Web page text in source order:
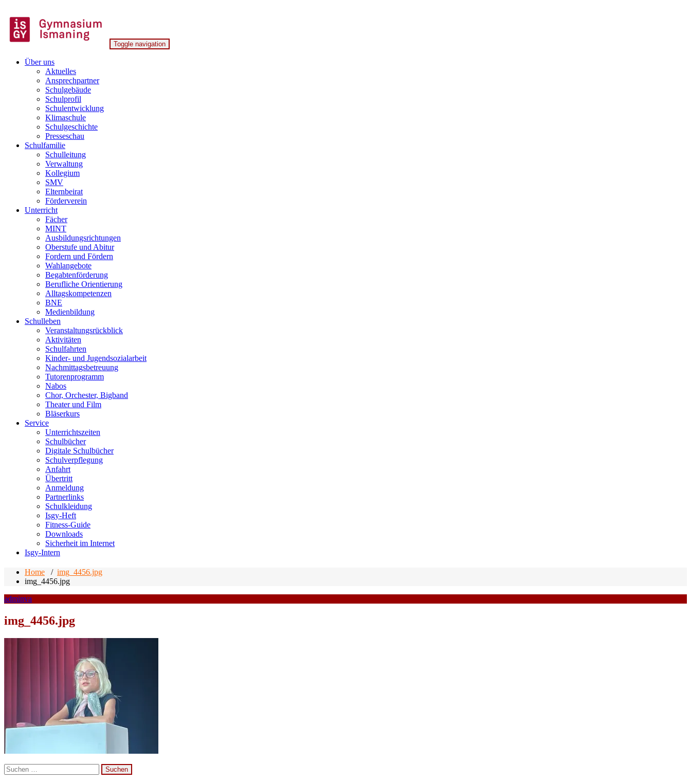
to
content
Gymnasium Ismaning
Toggle navigation
Über uns
Aktuelles
Ansprechpartner
Schulgebäude
Schulprofil
Schulentwicklung
Klimaschule
Schulgeschichte
Presseschau
Schulfamilie
Schulleitung
Verwaltung
Kollegium
SMV
Elternbeirat
Förderverein
Unterricht
Fächer
MINT
Ausbildungsrichtungen
Oberstufe und Abitur
Fordern und Fördern
Wahlangebote
Begabtenförderung
Berufliche Orientierung
Alltagskompetenzen
BNE
Medienbildung
Schulleben
Veranstaltungsrückblick
Aktivitäten
Schulfahrten
Kinder- und Jugendsozialarbeit
Nachmittagsbetreuung
Tutorenprogramm
Nabos
Chor, Orchester, Bigband
Theater und Film
Bläserkurs
Service
Unterrichtszeiten
Schulbücher
Digitale Schulbücher
Schulverpflegung
Anfahrt
Übertritt
Anmeldung
Partnerlinks
Schulkleidung
Isgy-Heft
Fitness-Guide
Downloads
Sicherheit im Internet
Isgy-Intern
Home / img_4456.jpg
img_4456.jpg
adminva
img_4456.jpg
Suchen
nach: